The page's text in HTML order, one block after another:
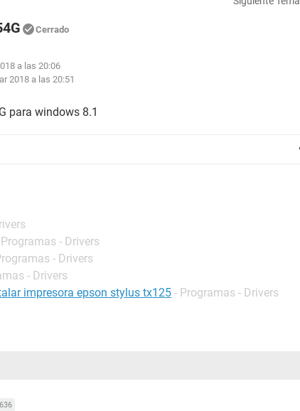
Cerrado
a las 20:06
2018 a las 20:51
para windows 8.1
- Drivers
- Drivers
- Drivers
impresora epson stylus tx125 - Programas - Drivers